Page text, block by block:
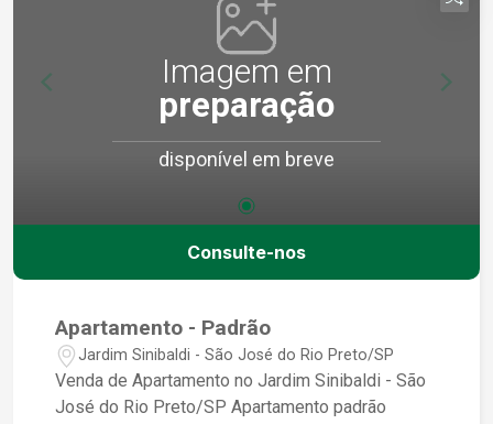
Imagem em
preparação
disponível em breve
Consulte-nos
Apartamento - Padrão
Jardim Sinibaldi - São José do Rio Preto/SP
Venda de Apartamento no Jardim Sinibaldi - São
José do Rio Preto/SP Apartamento padrão